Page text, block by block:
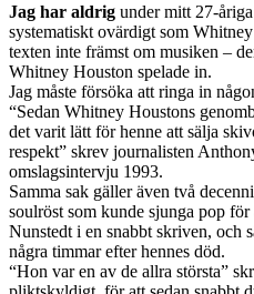
Jag har aldrig under mitt 27-
systematiskt ovärdigt som
texten inte främst om musiken –
Whitney Houston spelade in.
Jag måste försöka att ringa in
“Sedan Whitney Houstons
det varit lätt för henne att sälja
respekt” skrev journalisten
omslagsintervju 1993.
Samma sak gäller även två
soulröst som kunde sjunga pop
Nunstedt i en snabbt skriven, och
några timmar efter hennes död.
“Hon var en av de allra största”